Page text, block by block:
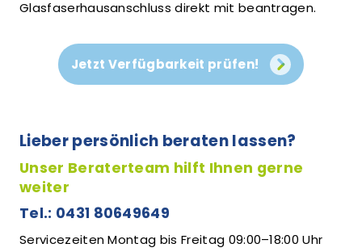
Glasfaserhausanschluss direkt mit beantragen.
Jetzt Verfügbarkeit prüfen!
Lieber persönlich beraten lassen?
Unser Beraterteam hilft Ihnen gerne
weiter
Tel.: 0431 80649649
Servicezeiten Montag bis Freitag 09:00–18:00 Uhr